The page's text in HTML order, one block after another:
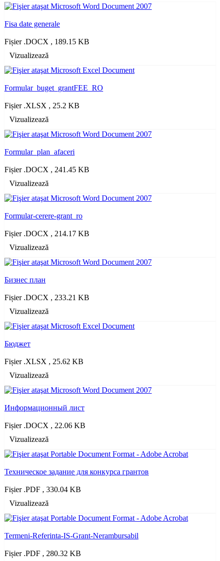
Fisa date generale
Fișier .DOCX , 189.15 KB
Vizualizează
Formular_buget_grantFEE_RO
Fișier .XLSX , 25.2 KB
Vizualizează
Formular_plan_afaceri
Fișier .DOCX , 241.45 KB
Vizualizează
Formular-cerere-grant_ro
Fișier .DOCX , 214.17 KB
Vizualizează
Бизнес план
Fișier .DOCX , 233.21 KB
Vizualizează
Бюджет
Fișier .XLSX , 25.62 KB
Vizualizează
Информационный лист
Fișier .DOCX , 22.06 KB
Vizualizează
Техническое задание для конкурса грантов
Fișier .PDF , 330.04 KB
Vizualizează
Termeni-Referinta-IS-Grant-Nerambursabil
Fișier .PDF , 280.32 KB